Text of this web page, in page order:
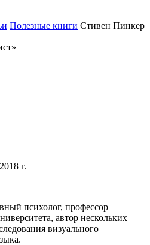
Полезные книги Стивен Пинкер
г.
психолог, профессор
автор нескольких
визуального